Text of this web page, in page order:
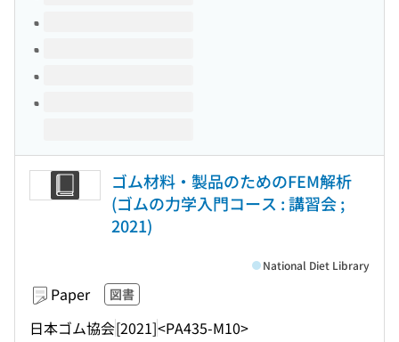
ゴム材料・製品のためのFEM解析
(ゴムの力学入門コース : 講習会 ;
2021)
Paper 図書
日本ゴム協会[2021]<PA435-M10>
National Diet Library